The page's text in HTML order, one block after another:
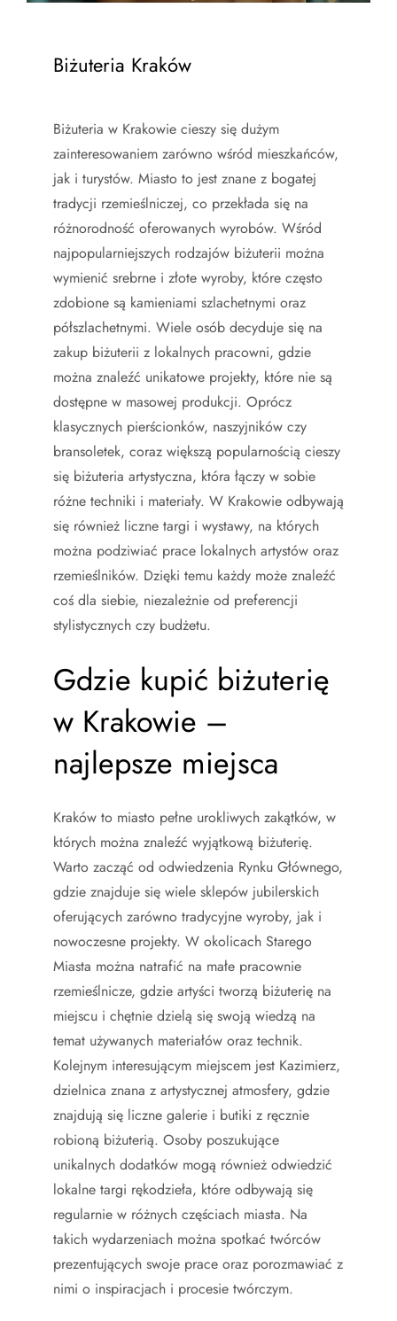
Biżuteria Kraków
Biżuteria w Krakowie cieszy się dużym
zainteresowaniem zarówno wśród mieszkańców,
jak i turystów. Miasto to jest znane z bogatej
tradycji rzemieślniczej, co przekłada się na
różnorodność oferowanych wyrobów. Wśród
najpopularniejszych rodzajów biżuterii można
wymienić srebrne i złote wyroby, które często
zdobione są kamieniami szlachetnymi oraz
półszlachetnymi. Wiele osób decyduje się na
zakup biżuterii z lokalnych pracowni, gdzie
można znaleźć unikatowe projekty, które nie są
dostępne w masowej produkcji. Oprócz
klasycznych pierścionków, naszyjników czy
bransoletek, coraz większą popularnością cieszy
się biżuteria artystyczna, która łączy w sobie
różne techniki i materiały. W Krakowie odbywają
się również liczne targi i wystawy, na których
można podziwiać prace lokalnych artystów oraz
rzemieślników. Dzięki temu każdy może znaleźć
coś dla siebie, niezależnie od preferencji
stylistycznych czy budżetu.
Gdzie kupić biżuterię
w Krakowie –
najlepsze miejsca
Kraków to miasto pełne urokliwych zakątków, w
których można znaleźć wyjątkową biżuterię.
Warto zacząć od odwiedzenia Rynku Głównego,
gdzie znajduje się wiele sklepów jubilerskich
oferujących zarówno tradycyjne wyroby, jak i
nowoczesne projekty. W okolicach Starego
Miasta można natrafić na małe pracownie
rzemieślnicze, gdzie artyści tworzą biżuterię na
miejscu i chętnie dzielą się swoją wiedzą na
temat używanych materiałów oraz technik.
Kolejnym interesującym miejscem jest Kazimierz,
dzielnica znana z artystycznej atmosfery, gdzie
znajdują się liczne galerie i butiki z ręcznie
robioną biżuterią. Osoby poszukujące
unikalnych dodatków mogą również odwiedzić
lokalne targi rękodzieła, które odbywają się
regularnie w różnych częściach miasta. Na
takich wydarzeniach można spotkać twórców
prezentujących swoje prace oraz porozmawiać z
nimi o inspiracjach i procesie twórczym.